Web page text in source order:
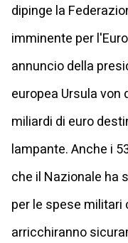
dipinge la
imminente per
annuncio della
europea Ursula von
miliardi di euro
lampante. Anche i
che il Nazionale ha
per le spese
arricchiranno